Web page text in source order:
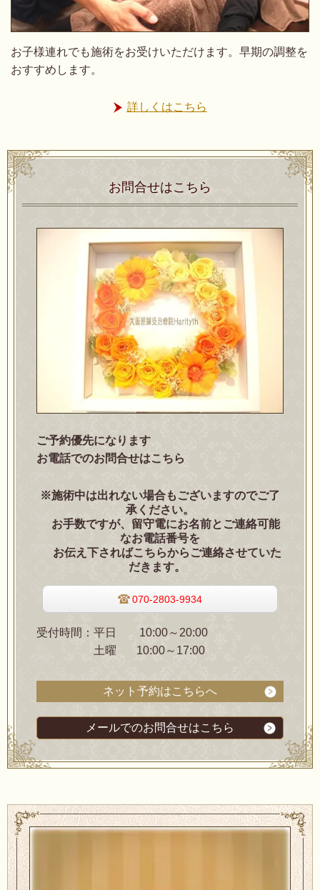
お子様連れでも施術をお受けいただけます。早期の調整を
おすすめします。
詳しくはこちら
お問合せはこちら
ご予約優先になります
お電話でのお問合せはこちら
※施術中は出れない場合もございますのでご了
承ください。
お手数ですが、留守電にお名前とご連絡可能
なお電話番号を
お伝え下さればこちらからご連絡させていた
だきます。
070-2803-9934
受付時間：平日 10:00～20:00
土曜 10:00～17:00
ネット予約はこちらへ
メールでのお問合せはこちら